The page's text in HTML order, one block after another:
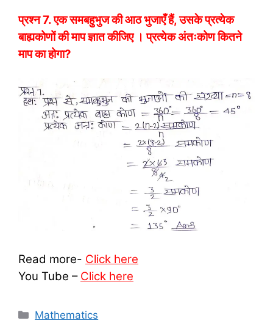
प्रश्न 7. एक समबहुभुज की आठ भुजाएँ हैं, उसके प्रत्येक
बाह्यकोणों की माप ज्ञात कीजिए । प्रत्येक अंतःकोण कितने
माप का होगा?
Read more- Click here
You Tube – Click here
Categories
Mathematics